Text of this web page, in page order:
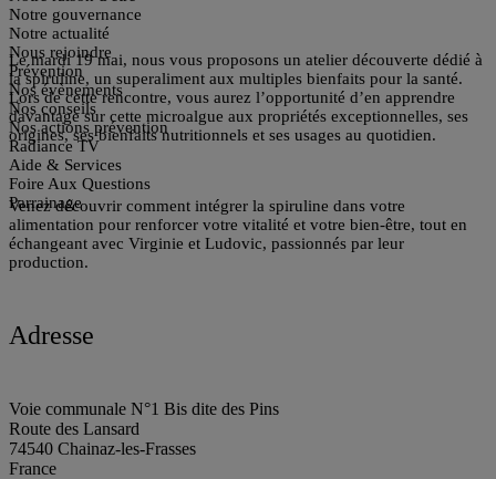
Notre gouvernance
Notre actualité
Nous rejoindre
Prévention
Nos évènements
Nos conseils
Nos actions prévention
Radiance TV
Aide & Services
Foire Aux Questions
Parrainage
Lemardi 19 mai, nous vous proposons un atelier découverte dédié à
la spiruline, un superaliment aux multiples bienfaits pour la santé.
Lors de cette rencontre, vous aurez l’opportunité d’en apprendre
davantage sur cette microalgue aux propriétés exceptionnelles, ses
origines, ses bienfaits nutritionnels et ses usages au quotidien.
Venez découvrir comment intégrer la spiruline dans votre
alimentation pour renforcer votre vitalité et votre bien-être, tout en
échangeant avec Virginie et Ludovic, passionnés par leur
production.
Adresse
Voie communale N°1 Bis dite des Pins
Route des Lansard
74540 Chainaz-les-Frasses
France